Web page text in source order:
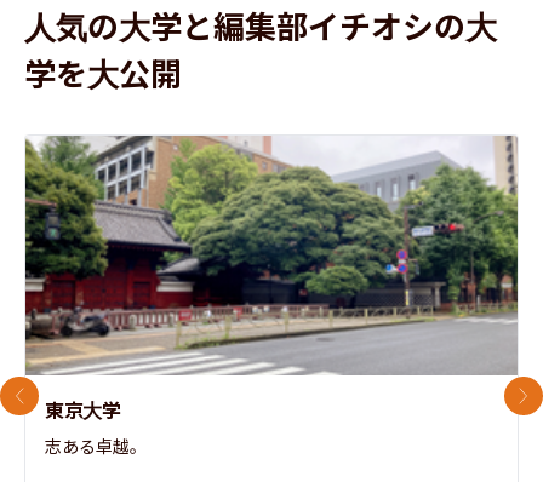
人気の大学と編集部イチオシの大
学を大公開
東京大学
志ある卓越。
前のスライド 次